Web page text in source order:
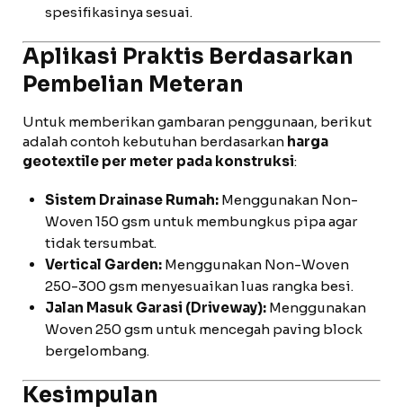
spesifikasinya sesuai.
Aplikasi Praktis Berdasarkan
Pembelian Meteran
Untuk memberikan gambaran penggunaan, berikut
adalah contoh kebutuhan berdasarkan harga
geotextile per meter pada konstruksi:
Sistem Drainase Rumah: Menggunakan Non-
Woven 150 gsm untuk membungkus pipa agar
tidak tersumbat.
Vertical Garden: Menggunakan Non-Woven
250-300 gsm menyesuaikan luas rangka besi.
Jalan Masuk Garasi (Driveway): Menggunakan
Woven 250 gsm untuk mencegah paving block
bergelombang.
Kesimpulan